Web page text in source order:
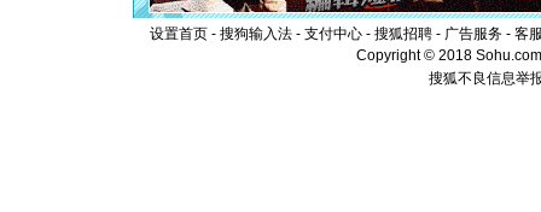
卖了。水
[春节] 风
颜！冬去
道一声平
设置首页 - 搜狗输入法 - 支付中心 - 搜狐招聘 - 广告服务 - 客
Copyright © 2018
搜狐不良信息举